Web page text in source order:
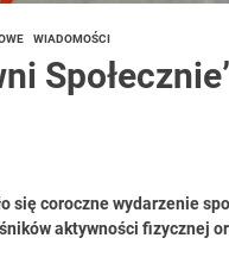
WIADOMOŚCI
się coroczne wydarzenie
aktywności fizycznej